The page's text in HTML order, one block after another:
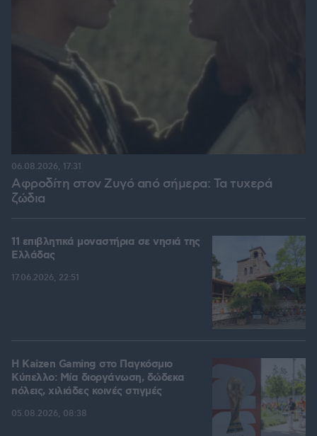
Αφροδίτη στον Ζυγό από σήμερα: Τα τυχερά
ζώδια
06.08.2026, 17:31
11 επιβλητικά μοναστήρια σε νησιά της
Ελλάδας
17.06.2026, 22:51
H Kaizen Gaming στο Παγκόσμιο
Kύπελλο: Μία διοργάνωση, δώδεκα
πόλεις, χιλιάδες κοινές στιγμές
05.08.2026, 08:38